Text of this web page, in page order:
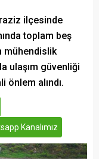
ilçesinde
toplam beş
mühendislik
ulaşım güvenliği
önlem alındı.
Kanalımız